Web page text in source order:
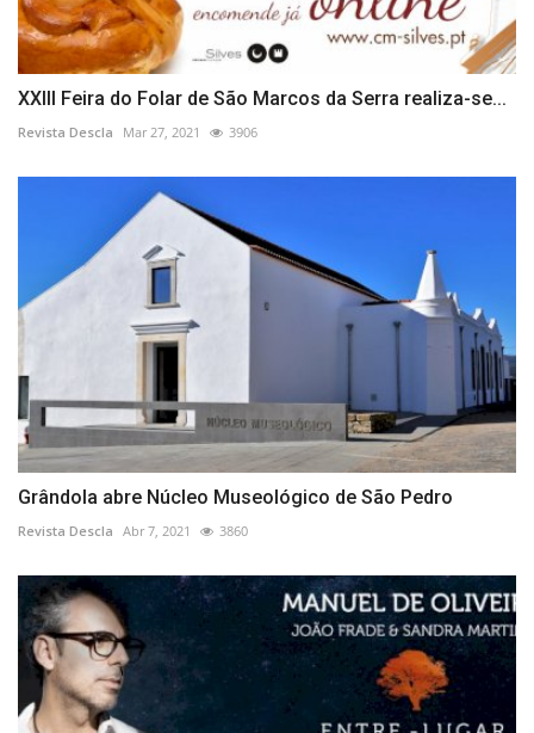
XXIII Feira do Folar de São Marcos da Serra realiza-se...
Revista Descla Mar 27, 2021 3906
Grândola abre Núcleo Museológico de São Pedro
Revista Descla Abr 7, 2021 3860